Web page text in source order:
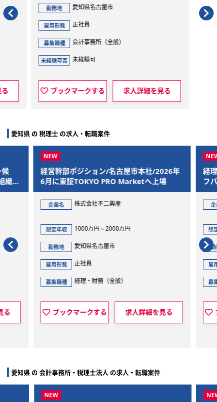
勤務地 愛知県名古屋市
雇用形態 正社員
募集職種 会計事務所（全般）
未経験可否 未経験可
ブックマークする 求人詳細を見る
愛知県 の 税理士 の求人・転職案件
へ
経営幹部ポジション/名古屋市本社/2026年
6月に東証TOKYO PRO Marketへ上場
企業名 株式会社不二興産
想定年収 1000万円～2000万円
勤務地 愛知県名古屋市
雇用形態 正社員
募集職種 経理・財務（全般）
ブックマークする 求人詳細を見る
経
フ
企
想
勤
雇
募
愛知県 の 会計事務所・税理士法人 の求人・転職案件